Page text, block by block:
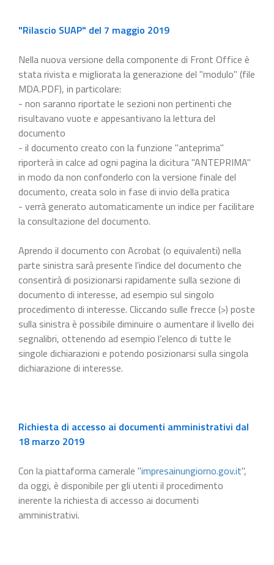
"Rilascio SUAP" del 7 maggio 2019
Nella nuova versione della componente di Front Office è
stata rivista e migliorata la generazione del "modulo" (file
MDA.PDF), in particolare:
- non saranno riportate le sezioni non pertinenti che
risultavano vuote e appesantivano la lettura del
documento
- il documento creato con la funzione "anteprima"
riporterà in calce ad ogni pagina la dicitura "ANTEPRIMA"
in modo da non confonderlo con la versione finale del
documento, creata solo in fase di invio della pratica
- verrà generato automaticamente un indice per facilitare
la consultazione del documento.
Aprendo il documento con Acrobat (o equivalenti) nella
parte sinistra sarà presente l’indice del documento che
consentirà di posizionarsi rapidamente sulla sezione di
documento di interesse, ad esempio sul singolo
procedimento di interesse. Cliccando sulle frecce (>) poste
sulla sinistra è possibile diminuire o aumentare il livello dei
segnalibri, ottenendo ad esempio l’elenco di tutte le
singole dichiarazioni e potendo posizionarsi sulla singola
dichiarazione di interesse.
Richiesta di accesso ai documenti amministrativi dal
18 marzo 2019
Con la piattaforma camerale "impresainungiorno.gov.it",
da oggi, è disponibile per gli utenti il procedimento
inerente la richiesta di accesso ai documenti
amministrativi.